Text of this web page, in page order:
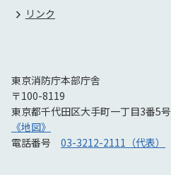
リンク
東京消防庁本部庁舎
〒100-8119
東京都千代田区大手町一丁目3番5号
《地図》
電話番号 03-3212-2111（代表）